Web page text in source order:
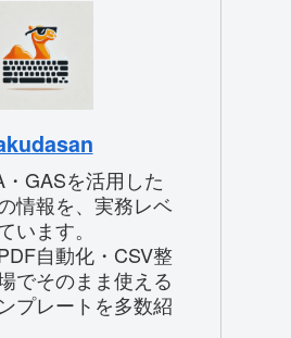
GASを活用した
情報を、実務レベ
います。
自動化・CSV整
でそのまま使える
プレートを多数紹